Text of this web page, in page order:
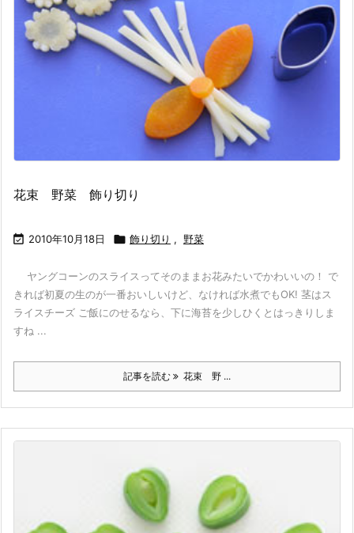
花束 野菜 飾り切り
 2010年10月18日  飾り切り , 野菜
ヤングコーンのスライスってそのままお花みたいでかわいいの！ で
きれば初夏の生のが一番おいしいけど、なければ水煮でもOK! 茎はス
ライスチーズ ご飯にのせるなら、下に海苔を少しひくとはっきりしま
すね ...
記事を読む 花束 野 ...